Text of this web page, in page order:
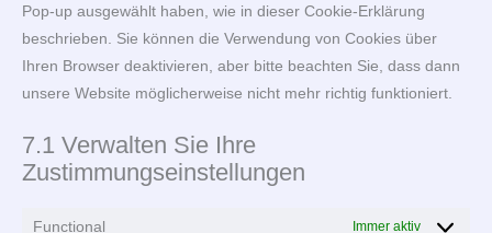
Pop-up ausgewählt haben, wie in dieser Cookie-Erklärung
beschrieben. Sie können die Verwendung von Cookies über
Ihren Browser deaktivieren, aber bitte beachten Sie, dass dann
unsere Website möglicherweise nicht mehr richtig funktioniert.
7.1 Verwalten Sie Ihre
Zustimmungseinstellungen
Functional Immer aktiv